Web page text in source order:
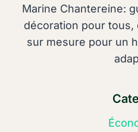
Marine Chantereine:
décoration pour
sur mesure pour un